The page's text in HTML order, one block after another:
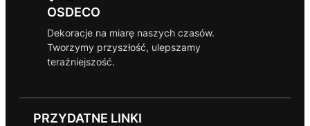
a
e
b
o
OSDECO
Dekoracje na miarę naszych czasów.
Tworzymy przyszłość, ulepszamy
teraźniejszość.
PRZYDATNE LINKI